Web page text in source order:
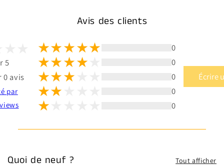
Avis des clients
5
0 avis
par
0
0
0
0
0
Écrire
Quoi de neuf ? Tout afficher